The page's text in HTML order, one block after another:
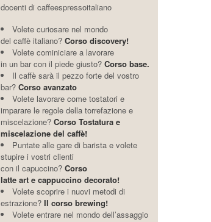
docenti di caffeespressoitaliano
Volete curiosare nel mondo
del caffè italiano?Corso discovery!
Volete cominiciare a lavorare
in un bar con il piede giusto? Corso base.
Il caffè sarà il pezzo forte del vostro
bar? Corso avanzato
Volete lavorare come tostatori e
imparare le regole della torrefazione e
miscelazione? Corso Tostatura e
miscelazione del caffè!
Puntate alle gare di barista e volete
stupire i vostri clienti
con il capuccino? Corso
latte art e cappuccino decorato!
Volete scoprire i nuovi metodi di
estrazione? Il corso brewing!
Volete entrare nel mondo dell’assaggio